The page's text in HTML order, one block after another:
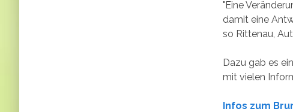
"Eine
damit eine
so Rittenau,
Dazu gab es
mit vielen
Infos zum